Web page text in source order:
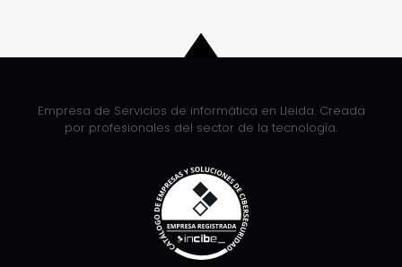
Empresa de Servicios de informática en Lleida. Creada
por profesionales del sector de la tecnología.